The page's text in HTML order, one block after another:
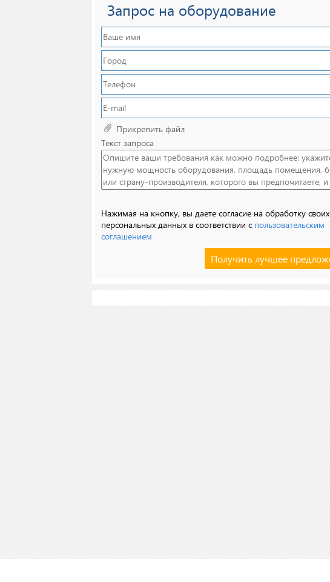
Запрос на оборудование
Прикрепить файл
Текст запроса
Нажимая на кнопку, вы даете согласие на обработку своих
персональных данных в соответствии с пользовательским
соглашением